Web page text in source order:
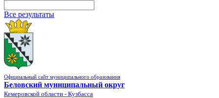
Все результаты
Официальный сайт муниципального образования
Беловский муниципальный округ
Кемеровской области - Кузбасса